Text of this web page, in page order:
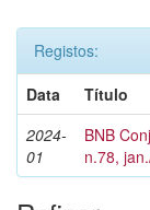
Registos:
Data
Título
2024-
01
BNB
n.78,